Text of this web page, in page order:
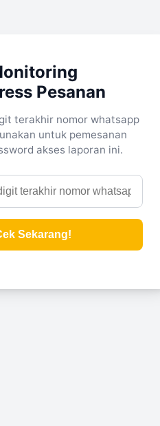
Pesanan
terakhir nomor whatsapp
untuk pemesanan
akses laporan ini.
Sekarang!